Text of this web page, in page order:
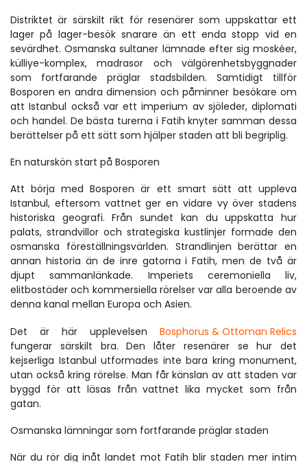
Distriktet är särskilt rikt för resenärer som uppskattar ett
lager på lager-besök snarare än ett enda stopp vid en
sevärdhet. Osmanska sultaner lämnade efter sig moskéer,
külliye-komplex, madrasor och välgörenhetsbyggnader
som fortfarande präglar stadsbilden. Samtidigt tillför
Bosporen en andra dimension och påminner besökare om
att Istanbul också var ett imperium av sjöleder, diplomati
och handel. De bästa turerna i Fatih knyter samman dessa
berättelser på ett sätt som hjälper staden att bli begriplig.
En naturskön start på Bosporen
Att börja med Bosporen är ett smart sätt att uppleva
Istanbul, eftersom vattnet ger en vidare vy över stadens
historiska geografi. Från sundet kan du uppskatta hur
palats, strandvillor och strategiska kustlinjer formade den
osmanska föreställningsvärlden. Strandlinjen berättar en
annan historia än de inre gatorna i Fatih, men de två är
djupt sammanlänkade. Imperiets ceremoniella liv,
elitbostäder och kommersiella rörelser var alla beroende av
denna kanal mellan Europa och Asien.
Det är här upplevelsen Bosphorus & Ottoman Relics
fungerar särskilt bra. Den låter resenärer se hur det
kejserliga Istanbul utformades inte bara kring monument,
utan också kring rörelse. Man får känslan av att staden var
byggd för att läsas från vattnet lika mycket som från
gatan.
Osmanska lämningar som fortfarande präglar staden
När du rör dig inåt landet mot Fatih blir staden mer intim